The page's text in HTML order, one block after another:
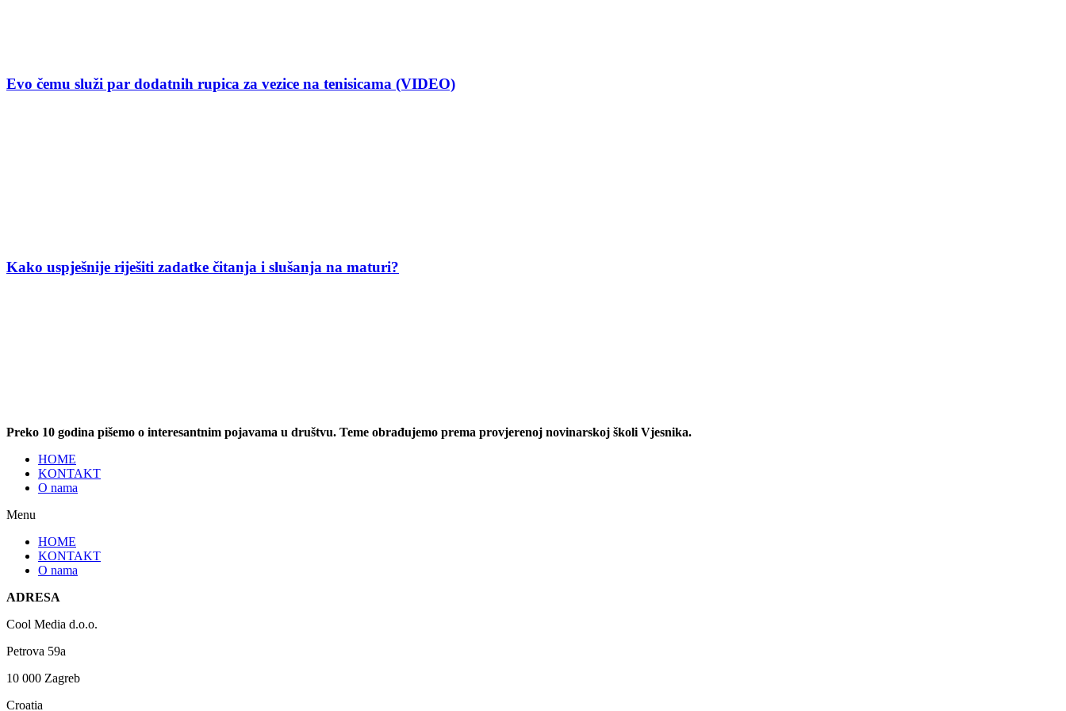
Evo čemu služi par dodatnih rupica za vezice na tenisicama (VIDEO)
Kako uspješnije riješiti zadatke čitanja i slušanja na maturi?
Preko 10 godina pišemo o interesantnim pojavama u društvu. Teme obrađujemo prema provjerenoj novinarskoj školi Vjesnika.
HOME
KONTAKT
O nama
Menu
HOME
KONTAKT
O nama
ADRESA
Cool Media d.o.o.
Petrova 59a
10 000 Zagreb
Croatia